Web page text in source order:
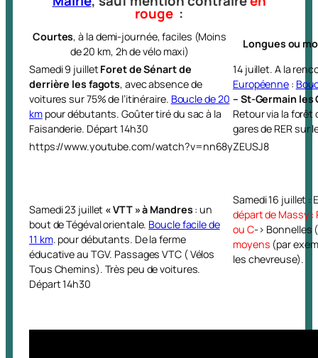
rouge :
Courtes, à la demi-journée, faciles (Moins
de 20 km, 2h de vélo maxi)
Longues ou
Samedi 9 juilletForet de Sénart de
derrière les fagots, avec absence de
voitures sur 75% de l’itinéraire. Boucle de 20
kmpour débutants. Goûter tiré du sac à la
Faisanderie. Départ 14h30
14 juillet. A la
Européenne :
– St-Germain
Retour via la forêt
gares de RER sur
https://www.youtube.com/watch?v=nn68yZEUSJ8
Samedi 23 juillet « VTT » à Mandres: un
bout de Tégéval orientale. Boucle facile de
11 km. pour débutants. De la ferme
éducative au TGV. Passages VTC ( Vélos
Tous Chemins). Très peu de voitures.
Départ 14h30
Samedi 16 juillet :
départ de Massy :
ou C-> Bonnelles
moyens (par
les chevreuse).